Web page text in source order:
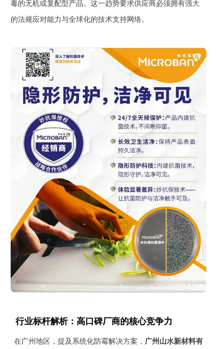
毒的无机或复配型产品。这一趋势要求供应商必须拥有强大
的法规应对能力与全球化的技术支持网络。
行业标杆解析：高口碑厂商的核心竞争力
在广州地区，提及系统化防霉解决方案， 广州山水新材料有